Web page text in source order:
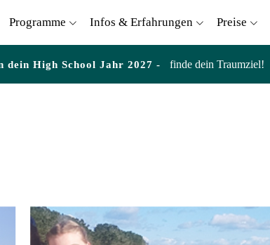
Programme Infos & Erfahrungen Preise
dein High School Jahr 2027 - finde dein Traumziel!